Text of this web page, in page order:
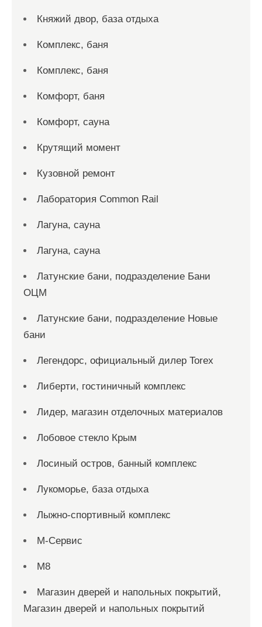
Княжий двор, база отдыха
Комплекс, баня
Комплекс, баня
Комфорт, баня
Комфорт, сауна
Крутящий момент
Кузовной ремонт
Лаборатория Common Rail
Лагуна, сауна
Лагуна, сауна
Латунские бани, подразделение Бани
ОЦМ
Латунские бани, подразделение Новые
бани
Легендорс, официальный дилер Torex
Либерти, гостиничный комплекс
Лидер, магазин отделочных материалов
Лобовое стекло Крым
Лосиный остров, банный комплекс
Лукоморье, база отдыха
Лыжно-спортивный комплекс
М-Сервис
М8
Магазин дверей и напольных покрытий,
Магазин дверей и напольных покрытий